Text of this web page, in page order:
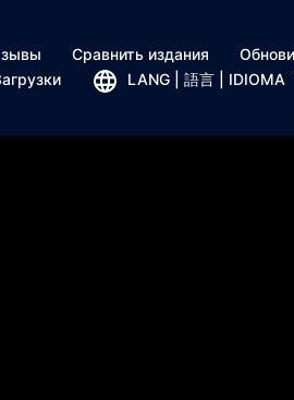
Сравнить издания
LANG | 語言 | IDIOMA